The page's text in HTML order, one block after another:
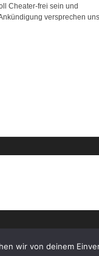
Cheater-frei sein und
versprechen uns
wir von deinem